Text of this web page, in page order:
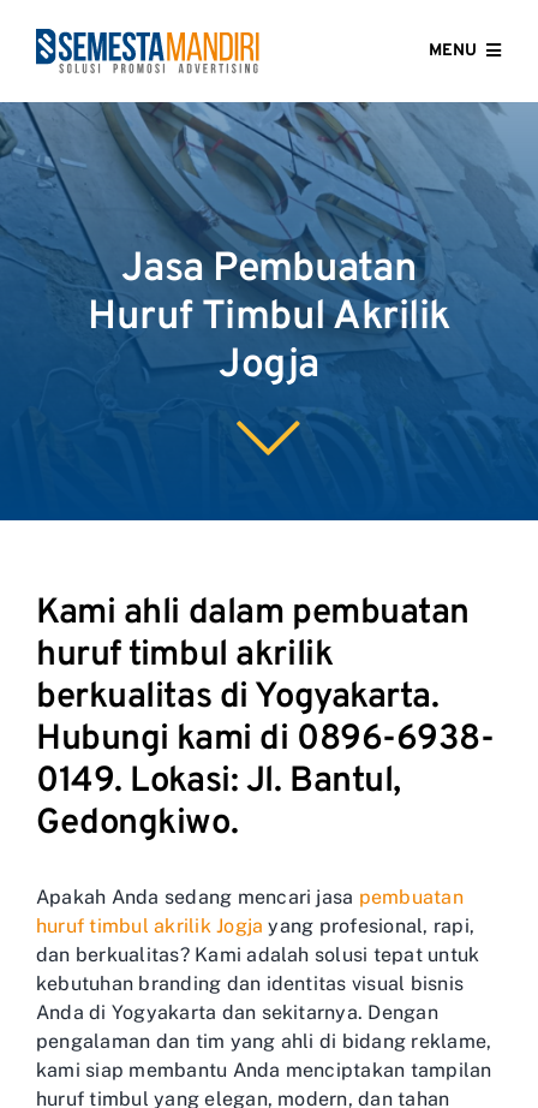
content
MENU
HOME
ABOUT US
OUR SERVICES
GALLERY
Jasa Pembuatan
Huruf Timbul Akrilik
Jogja
Kami ahli dalam pembuatan
huruf timbul akrilik
berkualitas di Yogyakarta.
Hubungi kami di 0896-6938-
0149. Lokasi: Jl. Bantul,
Gedongkiwo.
Apakah Anda sedang mencari jasa pembuatan
huruf timbul akrilik Jogja yang profesional, rapi,
dan berkualitas? Kami adalah solusi tepat untuk
kebutuhan branding dan identitas visual bisnis
Anda di Yogyakarta dan sekitarnya. Dengan
pengalaman dan tim yang ahli di bidang reklame,
kami siap membantu Anda menciptakan tampilan
huruf timbul yang elegan, modern, dan tahan